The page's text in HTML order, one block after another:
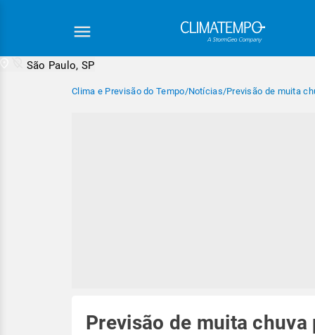
São Paulo, SP
Clima e Previsão do Tempo/Notícias/Previsão de muita
Previsão de muita chuva